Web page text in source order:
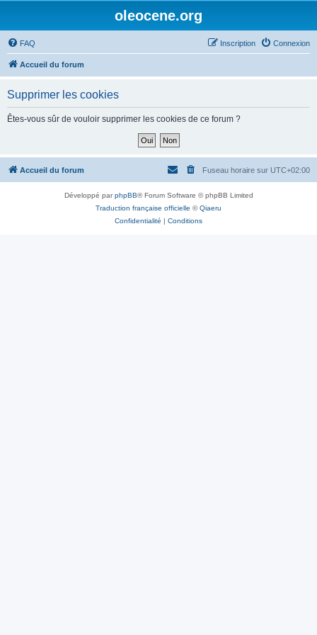
oleocene.org
FAQ Connexion
Inscription
Accueil du forum
Supprimer les cookies
Êtes-vous sûr de vouloir supprimer les cookies de ce forum ?
Accueil du forum Fuseau horaire sur UTC+02:00
Développé parphpBB® Forum Software © phpBB Limited
Traduction française officielle ©Qiaeru
Confidentialité | Conditions